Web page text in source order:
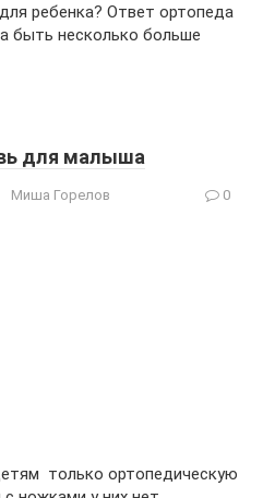
ребенка? Ответ ортопеда
быть несколько больше
для малыша
Миша Горелов 0
только ортопедическую